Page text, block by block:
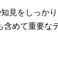
見をしっか
めて重要な